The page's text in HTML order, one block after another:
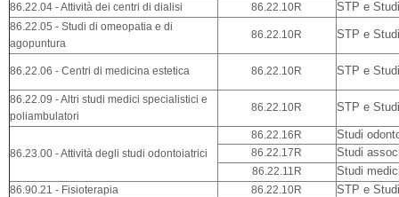
86.22.04 - Attività dei centri di dialisi 86.22.10R
STP e
86.22.05 - Studi di omeopatia e di
agopuntura
86.22.10R STP e
86.22.06 - Centri di medicina estetica 86.22.10R STP e
86.22.09 - Altri studi medici specialistici e
poliambulatori
86.22.10R STP e
86.23.00 - Attività degli studi odontoiatrici
86.22.16R
Studi
86.22.17R
Studi
86.22.11R
Studi
86.90.21 - Fisioterapia
86.22.10R
STP e